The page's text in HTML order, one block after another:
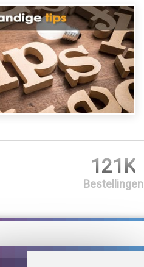
121K
Bestellingen